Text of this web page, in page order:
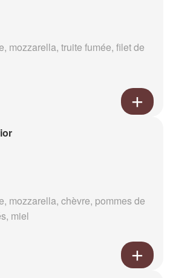
mozzarella, truite fumée, filet de
mozzarella, chèvre, pommes de
miel